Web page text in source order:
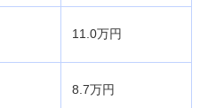
11.0万円
8.7万円